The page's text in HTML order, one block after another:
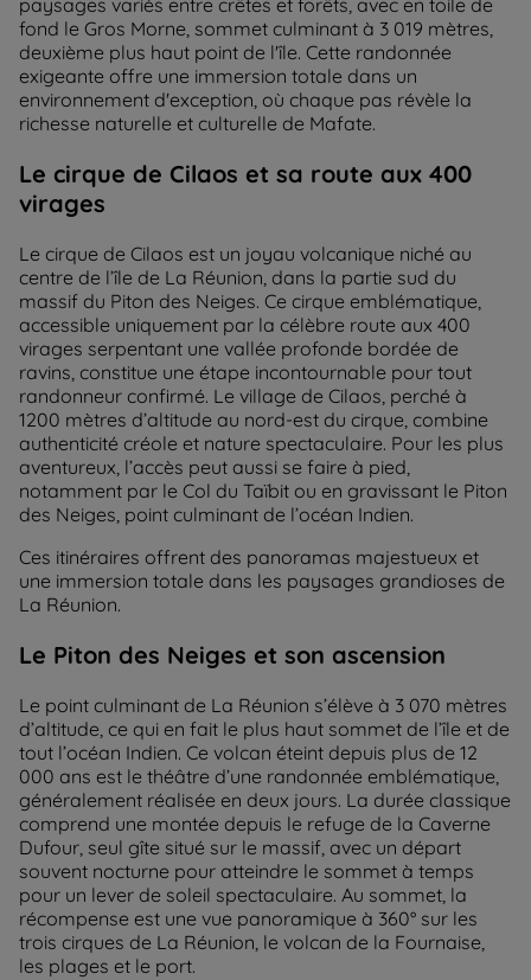
paysages variés entre crêtes et forêts, avec en toile de
fond le Gros Morne , sommet culminant à 3 019 mètres,
deuxième plus haut point de l'île. Cette randonnée
exigeante offre une immersion totale dans un
environnement d'exception, où chaque pas révèle la
richesse naturelle et culturelle de Mafate.
Le cirque de Cilaos et sa route aux 400
virages
Le cirque de Cilaos est un joyau volcanique niché au
centre de l’île de La Réunion, dans la partie sud du
massif du Piton des Neiges . Ce cirque emblématique,
accessible uniquement par la célèbre route aux 400
virages serpentant une vallée profonde bordée de
ravins, constitue une étape incontournable pour tout
randonneur confirmé. Le village de Cilaos , perché à
1200 mètres d’altitude au nord-est du cirque, combine
authenticité créole et nature spectaculaire. Pour les plus
aventureux, l’accès peut aussi se faire à pied,
notamment par le Col du Taïbit ou en gravissant le Piton
des Neiges , point culminant de l’océan Indien.
Ces itinéraires offrent des panoramas majestueux et
une immersion totale dans les paysages grandioses de
La Réunion.
Le Piton des Neiges et son ascension
Le point culminant de La Réunion s’élève à 3 070 mètres
d’altitude, ce qui en fait le plus haut sommet de l’île et de
tout l’océan Indien. Ce volcan éteint depuis plus de 12
000 ans est le théâtre d’une randonnée emblématique,
généralement réalisée en deux jours. La durée classique
comprend une montée depuis le refuge de la Caverne
Dufour, seul gîte situé sur le massif, avec un départ
souvent nocturne pour atteindre le sommet à temps
pour un lever de soleil spectaculaire. Au sommet, la
récompense est une vue panoramique à 360° sur les
trois cirques de La Réunion, le volcan de la Fournaise,
les plages et le port.